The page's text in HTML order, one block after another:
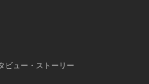
ビュー・ストーリー